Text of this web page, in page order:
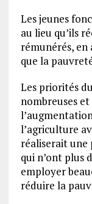
Les jeunes
au lieu qu’ils
rémunérés,
que la
Les priorités
nombreuses
l’agriculture
réaliserait une
qui n’ont plus
employer
réduire la